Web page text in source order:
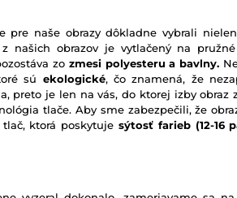
naše obrazy dôkladne vybrali
našich obrazov je vytlačený na
zo zmesi polyesteru a bavlny.
sú ekologické, čo znamená, že
preto je len na vás, do ktorej izby obraz
tlače. Aby sme zabezpečili, že
tlač, ktorá poskytujesýtosť farieb (12-16